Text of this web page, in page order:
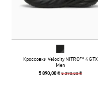
Кроссовки Velocity NITRO™ 4 GTX
Men
5 890,00 ₴8 390,00 ₴